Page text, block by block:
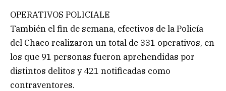
OPERATIVOS POLICIALE
También el fin de semana, efectivos de la Policía
del Chaco realizaron un total de 331 operativos, en
los que 91 personas fueron aprehendidas por
distintos delitos y 421 notificadas como
contraventores.